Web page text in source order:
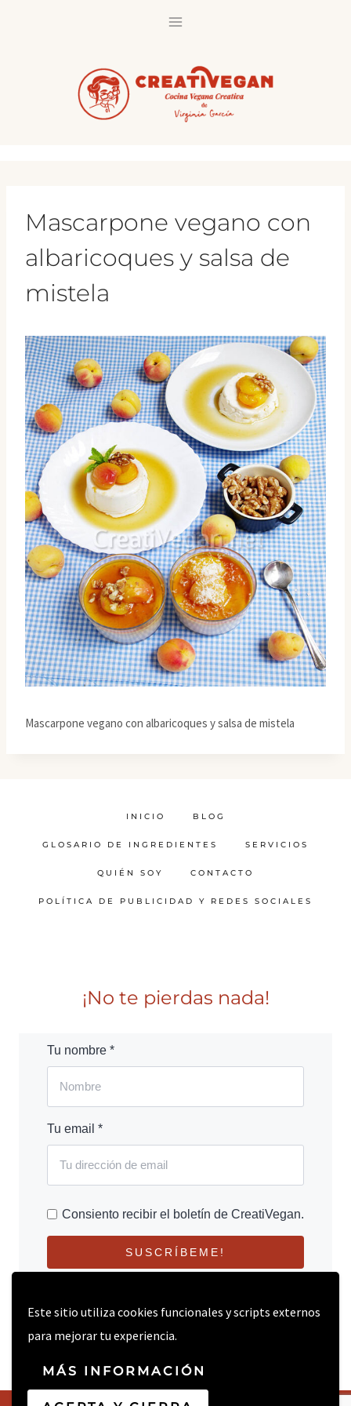
Este sitio utiliza cookies funcionales y scripts externos
para mejorar tu experiencia.
MÁS INFORMACIÓN
Mascarpone vegano con
albaricoques y salsa de
mistela
Mascarpone vegano con albaricoques y salsa de mistela
INICIO BLOG
GLOSARIO DE INGREDIENTES SERVICIOS
QUIÉN SOY CONTACTO
POLÍTICA DE PUBLICIDAD Y REDES SOCIALES
¡No te pierdas nada!
Tu nombre *
Tu email *
Consiento recibir el boletín de CreatiVegan.
SUSCRÍBEME!